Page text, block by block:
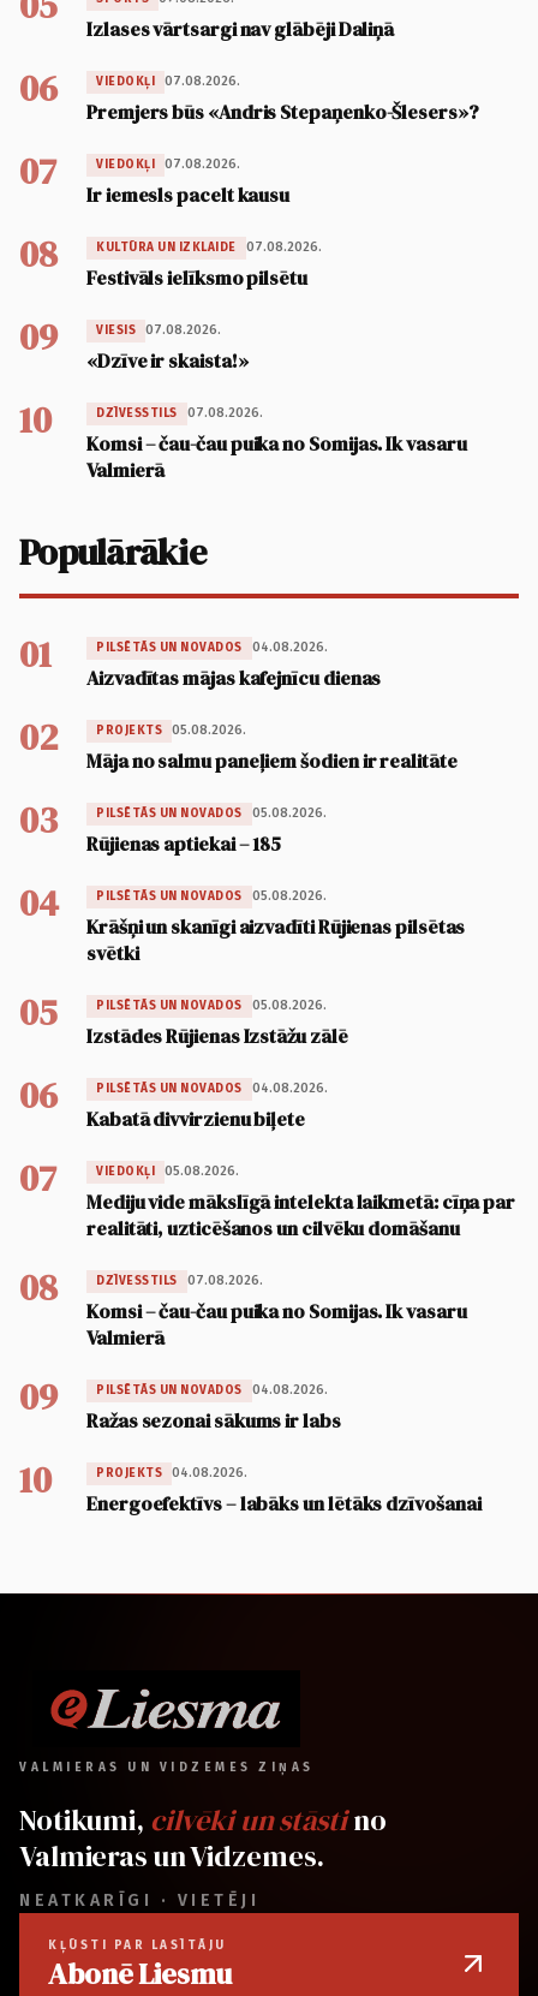
Izlases vārtsargi nav glābēji Daliņā
06 VIEDOKĻI 07.08.2026.
Premjers būs «Andris Stepaņenko-Šlesers»?
07 VIEDOKĻI 07.08.2026.
Ir iemesls pacelt kausu
08 KULTŪRA UN IZKLAIDE 07.08.2026.
Festivāls ielīksmo pilsētu
09 VIESIS 07.08.2026.
«Dzīve ir skaista!»
10 DZĪVESSTILS 07.08.2026.
Komsi – čau-čau puika no Somijas. Ik vasaru
Valmierā
Populārākie
01 PILSĒTĀS UN NOVADOS 04.08.2026.
Aizvadītas mājas kafejnīcu dienas
02 PROJEKTS 05.08.2026.
Māja no salmu paneļiem šodien ir realitāte
03 PILSĒTĀS UN NOVADOS 05.08.2026.
Rūjienas aptiekai – 185
04 PILSĒTĀS UN NOVADOS 05.08.2026.
Krāšņi un skanīgi aizvadīti Rūjienas pilsētas
svētki
05 PILSĒTĀS UN NOVADOS 05.08.2026.
Izstādes Rūjienas Izstāžu zālē
06 PILSĒTĀS UN NOVADOS 04.08.2026.
Kabatā divvirzienu biļete
07 VIEDOKĻI 05.08.2026.
Mediju vide mākslīgā intelekta laikmetā: cīņa par
realitāti, uzticēšanos un cilvēku domāšanu
08 DZĪVESSTILS 07.08.2026.
Komsi – čau-čau puika no Somijas. Ik vasaru
Valmierā
09 PILSĒTĀS UN NOVADOS 04.08.2026.
Ražas sezonai sākums ir labs
10 PROJEKTS 04.08.2026.
Energoefektīvs – labāks un lētāks dzīvošanai
VALMIERAS UN VIDZEMES ZIŅAS
Notikumi, cilvēki un stāstino
Valmieras un Vidzemes.
NEATKARĪGI · VIETĒJI
KĻŪSTI PAR LASĪTĀJU
Abonē Liesmu